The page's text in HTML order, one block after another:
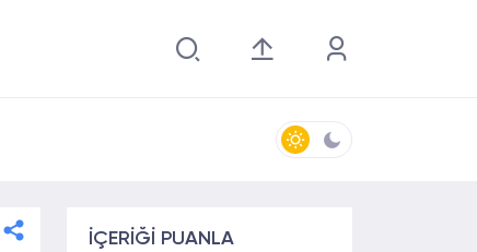
İÇERİĞİ PUANLA